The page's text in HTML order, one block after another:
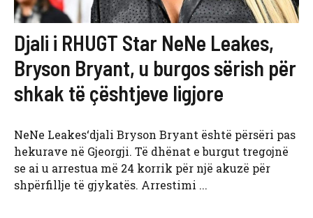
Djali i RHUGT Star NeNe Leakes,
Bryson Bryant, u burgos sërish për
shkak të çështjeve ligjore
NeNe Leakes‘djali Bryson Bryant është përsëri pas
hekurave në Gjeorgji. Të dhënat e burgut tregojnë
se ai u arrestua më 24 korrik për një akuzë për
shpërfillje të gjykatës. Arrestimi ...